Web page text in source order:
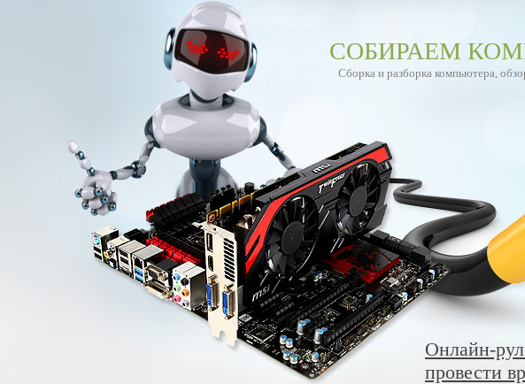
СОБИРАЕМ
Сборка и разборка компьютера,
Онлайн-
провести